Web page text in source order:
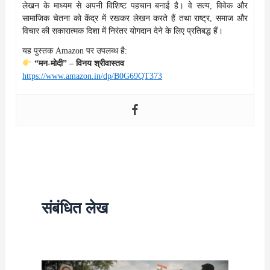
लेखन के माध्यम से अपनी विशिष्ट पहचान बनाई है। वे सत्य, विवेक और
सामाजिक चेतना को केंद्र में रखकर लेखन करते हैं तथा राष्ट्र, समाज और
विचार की सकारात्मक दिशा में निरंतर योगदान देने के लिए प्रतिबद्ध हैं।
यह पुस्तक Amazon पर उपलब्ध है:
“मन-मोदी” – विनय श्रीवास्तव
https://www.amazon.in/dp/B0G69QT373
संबंधित लेख